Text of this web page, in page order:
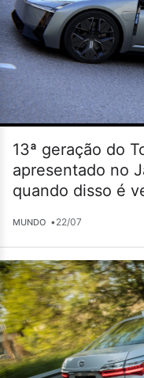
13ª geração do
apresentado no
quando disso é
MUNDO •22/07